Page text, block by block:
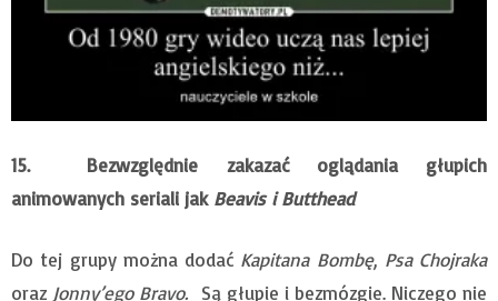
15. Bezwzględnie zakazać oglądania głupich
animowanych seriali jak Beavis i Butthead
Do tej grupy można dodać Kapitana Bombę, Psa Chojraka
oraz Jonny’ego Bravo.
Są głupie i bezmózgie. Niczego nie